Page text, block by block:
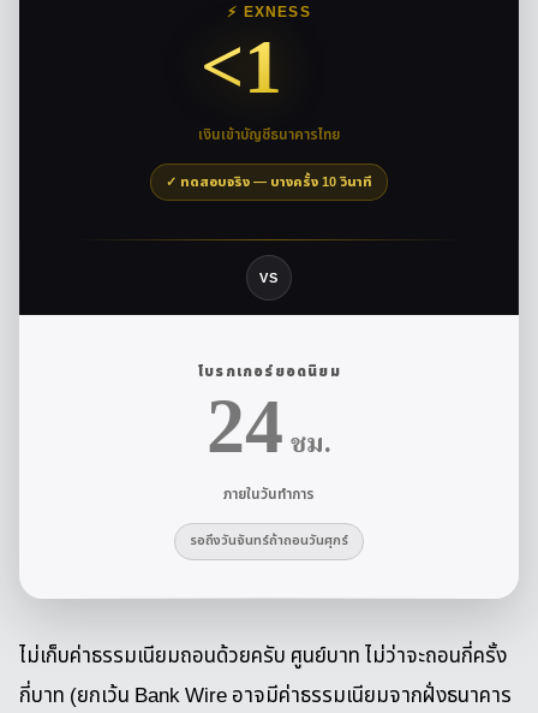
⚡ EXNESS
<1
เงินเข้าบัญชีธนาคารไทย
✓ ทดสอบจริง — บางครั้ง 10 วินาที
โบรกเกอร์ยอดนิยม
24 ชม.
ภายในวันทำการ
รอถึงวันจันทร์ถ้าถอนวันศุกร์
ไม่เก็บค่าธรรมเนียมถอนด้วยครับ ศูนย์บาท ไม่ว่าจะถอนกี่ครั้ง
กี่บาท (ยกเว้น Bank Wire อาจมีค่าธรรมเนียมจากฝั่งธนาคาร